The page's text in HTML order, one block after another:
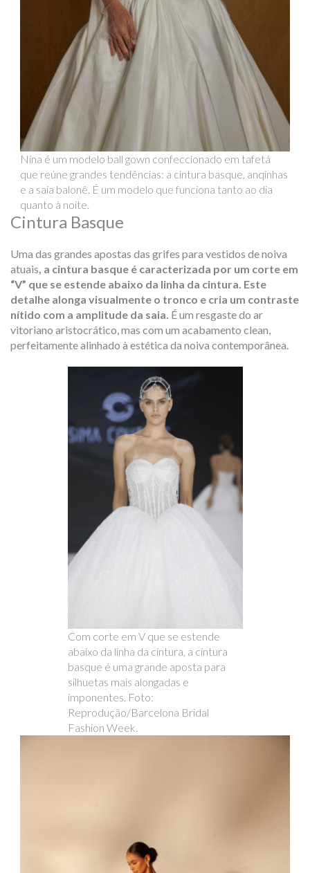
Nina é um modelo ball gown confeccionado em tafetá
que reúne grandes tendências: a cintura basque, anqinhas
e a saia balonê. É um modelo que funciona tanto ao dia
quanto à noite.
Cintura Basque
Uma das grandes apostas das grifes para vestidos de noiva
atuais , a cintura basque é caracterizada por um corte em
“V” que se estende abaixo da linha da cintura. Este
detalhe alonga visualmente o tronco e cria um contraste
nítido com a amplitude da saia. É um resgaste do ar
vitoriano aristocrático, mas com um acabamento clean
perfeitamente alinhado à estética da noiva contemporânea.
Com corte em V que se estende
abaixo da linha da cintura, a cintura
basque é uma grande aposta para
silhuetas mais alongadas e
imponentes. Foto:
Reprodução/Barcelona Bridal
Fashion Week.